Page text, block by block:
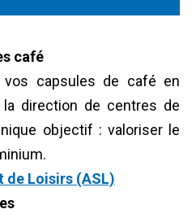
café
vos capsules de café en
la direction de centres de
objectif : valoriser le
de Loisirs (ASL)